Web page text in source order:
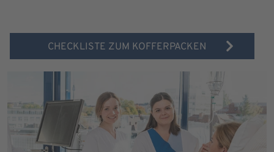
CHECKLISTE ZUM KOFFERPACKEN